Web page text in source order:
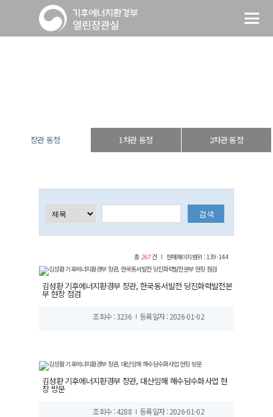
장관 동정 1차관 동정 2차관 동정
총267건 현재페이지범위 : 139-144
김성환 기후에너지환경부 장관, 한국동서발전 당진화력발전본
부 현장 점검
조회수 : 3236 등록일자 : 2026-01-02
김성환 기후에너지환경부 장관, 대산임해 해수담수화사업 현
장 방문
조회수 : 4288 등록일자 : 2026-01-02